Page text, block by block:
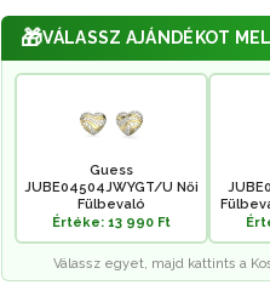
🎁VÁLASSZ AJÁNDÉKOT
Guess
JUBE04504JWYGT/U Női
Fülbevaló
Értéke: 13 990 Ft
Válassz egyet, majd kattints a